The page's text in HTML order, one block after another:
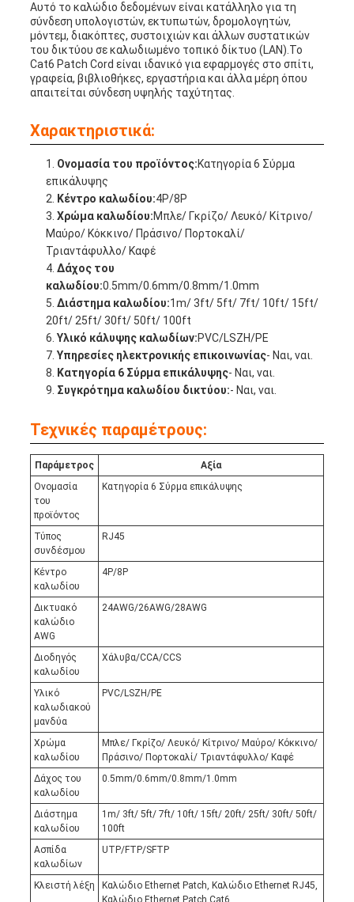
Αυτό το καλώδιο δεδομένων είναι κατάλληλο για τη
σύνδεση υπολογιστών, εκτυπωτών, δρομολογητών,
μόντεμ, διακόπτες, συστοιχιών και άλλων συστατικών
του δικτύου σε καλωδιωμένο τοπικό δίκτυο (LAN).Το
Cat6 Patch Cord είναι ιδανικό για εφαρμογές στο σπίτι,
γραφεία, βιβλιοθήκες, εργαστήρια και άλλα μέρη όπου
απαιτείται σύνδεση υψηλής ταχύτητας.
Χαρακτηριστικά:
Ονομασία του προϊόντος:Κατηγορία 6 Σύρμα
επικάλυψης
Κέντρο καλωδίου:4P/8P
Χρώμα καλωδίου:Μπλε/ Γκρίζο/ Λευκό/ Κίτρινο/
Μαύρο/ Κόκκινο/ Πράσινο/ Πορτοκαλί/
Τριαντάφυλλο/ Καφέ
Δάχος του
καλωδίου:0.5mm/0.6mm/0.8mm/1.0mm
Διάστημα καλωδίου:1m/ 3ft/ 5ft/ 7ft/ 10ft/ 15ft/
20ft/ 25ft/ 30ft/ 50ft/ 100ft
Υλικό κάλυψης καλωδίων:PVC/LSZH/PE
Υπηρεσίες ηλεκτρονικής επικοινωνίας- Ναι, ναι.
Κατηγορία 6 Σύρμα επικάλυψης- Ναι, ναι.
Συγκρότημα καλωδίου δικτύου:- Ναι, ναι.
Τεχνικές παραμέτρους:
Παράμετρος
Αξία
Ονομασία
του
προϊόντος
Κατηγορία 6 Σύρμα επικάλυψης
Τύπος
συνδέσμου
RJ45
Κέντρο
καλωδίου
4P/8P
Δικτυακό
καλώδιο
AWG
24AWG/26AWG/28AWG
Διοδηγός
καλωδίου
Χάλυβα/CCA/CCS
Υλικό
καλωδιακού
μανδύα
PVC/LSZH/PE
Χρώμα
καλωδίου
Μπλε/ Γκρίζο/ Λευκό/ Κίτρινο/ Μαύρο/ Κόκκινο/
Πράσινο/ Πορτοκαλί/ Τριαντάφυλλο/ Καφέ
Δάχος του
καλωδίου
0.5mm/0.6mm/0.8mm/1.0mm
Διάστημα
καλωδίου
1m/ 3ft/ 5ft/ 7ft/ 10ft/ 15ft/ 20ft/ 25ft/ 30ft/ 50ft/
100ft
Ασπίδα
καλωδίων
UTP/FTP/SFTP
Κλειστή λέξη
Καλώδιο Ethernet Patch, Καλώδιο Ethernet RJ45,